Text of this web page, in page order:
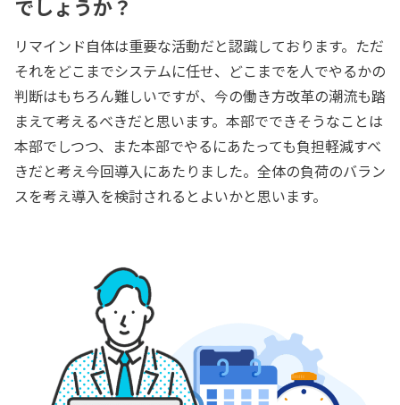
でしょうか？
リマインド自体は重要な活動だと認識しております。ただ
それをどこまでシステムに任せ、どこまでを人でやるかの
判断はもちろん難しいですが、今の働き方改革の潮流も踏
まえて考えるべきだと思います。本部でできそうなことは
本部でしつつ、また本部でやるにあたっても負担軽減すべ
きだと考え今回導入にあたりました。全体の負荷のバラン
スを考え導入を検討されるとよいかと思います。